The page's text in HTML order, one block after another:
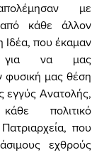
με
κάθε άλλον
Ιδέα, που έκαμαν
για να μας
φυσική μας θέση
εγγύς Ανατολής,
πολιτικό
που
εχθρούς